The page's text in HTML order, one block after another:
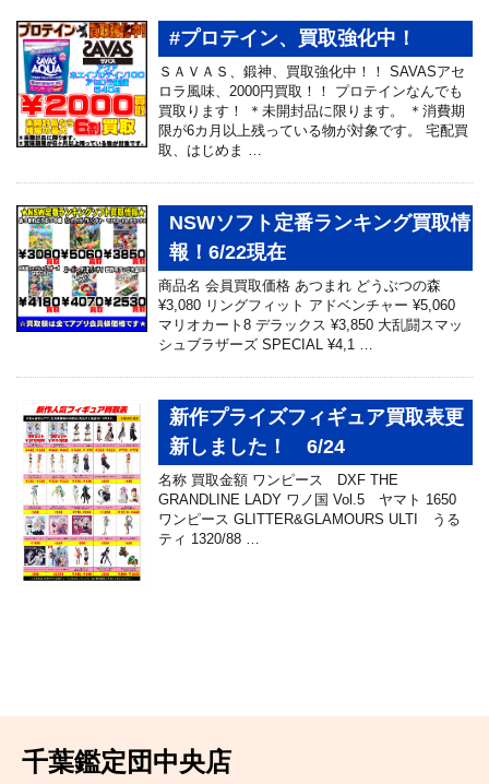
#プロテイン、買取強化中！
ＳＡＶＡＳ、鍛神、買取強化中！！ SAVASアセ
ロラ風味、2000円買取！！ プロテインなんでも
買取ります！ ＊未開封品に限ります。 ＊消費期
限が6カ月以上残っている物が対象です。 宅配買
取、はじめま …
NSWソフト定番ランキング買取情
報！6/22現在
商品名 会員買取価格 あつまれ どうぶつの森
¥3,080 リングフィット アドベンチャー ¥5,060
マリオカート8 デラックス ¥3,850 大乱闘スマッ
シュブラザーズ SPECIAL ¥4,1 …
新作プライズフィギュア買取表更
新しました！ 6/24
名称 買取金額 ワンピース DXF THE
GRANDLINE LADY ワノ国 Vol.5 ヤマト 1650
ワンピース GLITTER&GLAMOURS ULTI うる
ティ 1320/88 …
千葉鑑定団中央店